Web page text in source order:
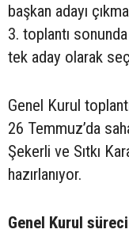
başkan adayı
3. toplantı sonunda
tek aday olarak
Genel Kurul
26 Temmuz’da
Şekerli ve Sıtkı
hazırlanıyor.
Genel Kurul